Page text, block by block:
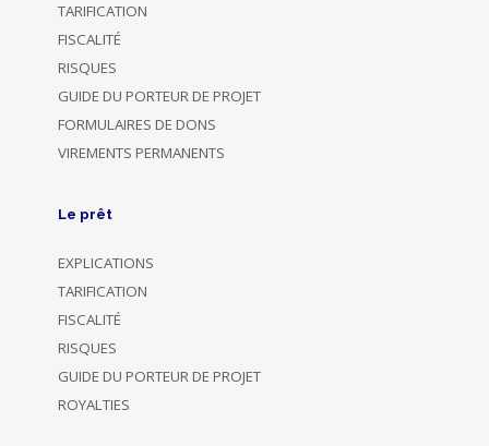
TARIFICATION
FISCALITÉ
RISQUES
GUIDE DU PORTEUR DE PROJET
FORMULAIRES DE DONS
VIREMENTS PERMANENTS
Le prêt
EXPLICATIONS
TARIFICATION
FISCALITÉ
RISQUES
GUIDE DU PORTEUR DE PROJET
ROYALTIES